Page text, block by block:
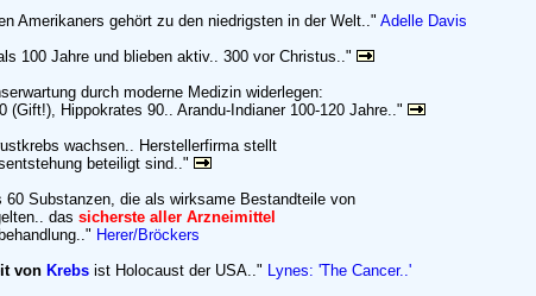
Amerikaners gehört zu den niedrigsten in der Welt.." Adelle Davis
100 Jahre und blieben aktiv.. 300 vor Christus.."
durch moderne Medizin widerlegen:
(Gift!), Hippokrates 90.. Arandu-Indianer 100-120 Jahre.."
wachsen.. Herstellerfirma stellt
beteiligt sind.."
60 Substanzen, die als wirksame Bestandteile von
das sicherste aller Arzneimittel
Herer/Bröckers
von Krebs ist Holocaust der USA.." Lynes: 'The Cancer..'